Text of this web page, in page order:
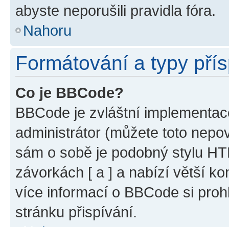
abyste neporušili pravidla fóra.
Nahoru
Formátování a typy
Co je BBCode?
BBCode je zvláštní
administrátor (můžete toto
sám o sobě je podobný stylu
závorkách [ a ] a nabízí větší
více informací o BBCode si
stránku přispívání.